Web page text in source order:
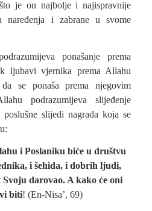
je on najbolje i najispravnije
naređenja i zabrane u svome
ponašanje prema
ljubavi vjernika prema Allahu
se ponaša prema njegovim
podrazumijeva slijeđenje
slijedi nagrada koja se
i Poslaniku biće u društvu
i šehida, i dobrih ljudi,
darovao. A kako će oni
biti! (En-Nisa’, 69)